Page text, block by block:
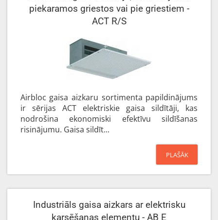
piekaramos griestos vai pie griestiem -
ACT R/S
Airbloc gaisa aizkaru sortimenta papildinājums
ir sērijas ACT elektriskie gaisa sildītāji, kas
nodrošina ekonomiski efektīvu sildīšanas
risinājumu. Gaisa sildīt...
PLAŠĀK
Industriāls gaisa aizkars ar elektrisku
karsēšanas elementu - AB E